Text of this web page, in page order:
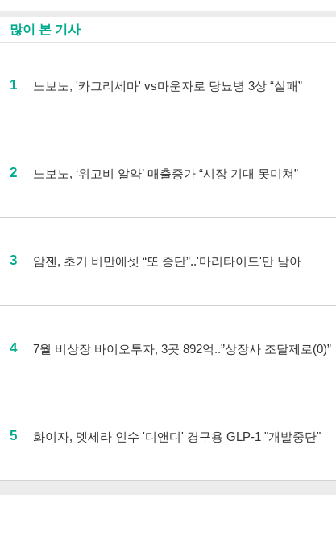
많이 본 기사
1 노보노, '카그리세마' vs마운자로 당뇨병 3상 “실패”
2 노보노, ‘위고비 알약’ 매출증가 “시장 기대 못미쳐”
3 암젠, 초기 비만에셋 “또 중단”..'마리타이드'만 남아
4 7월 비상장 바이오투자, 3곳 892억..”상장사 조달제로(0)”
5 화이자, 멧세라 인수 '디앤디' 경구용 GLP-1 "개발중단"